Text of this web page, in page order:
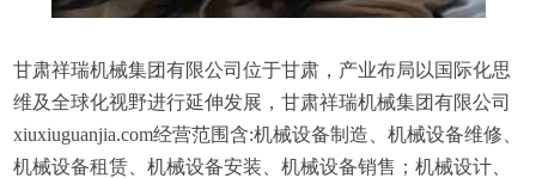
甘肃祥瑞机械集团有限公司位于甘肃，产业布局以国际化思
维及全球化视野进行延伸发展，甘肃祥瑞机械集团有限公司
xiuxiuguanjia.com经营范围含:机械设备制造、机械设备维修、
机械设备租赁、机械设备安装、机械设备销售；机械设计、